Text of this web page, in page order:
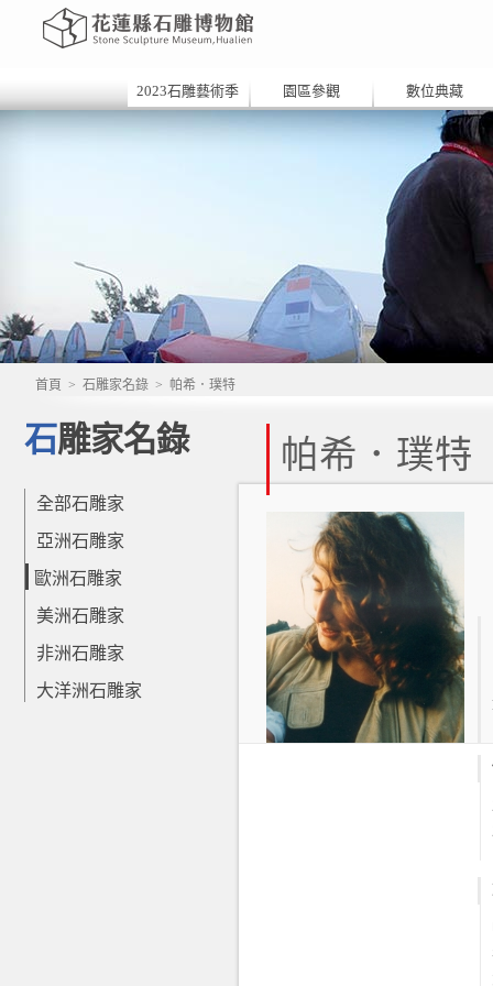
2023石雕藝術季 園區參觀 數位典藏
首頁 > 石雕家名錄 > 帕希．璞特
石雕家名錄
全部石雕家
亞洲石雕家
歐洲石雕家
美洲石雕家
非洲石雕家
大洋洲石雕家
帕希．璞特